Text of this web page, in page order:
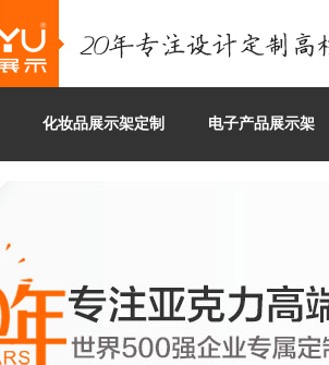
化妆品展示架定制 电子产品展示架